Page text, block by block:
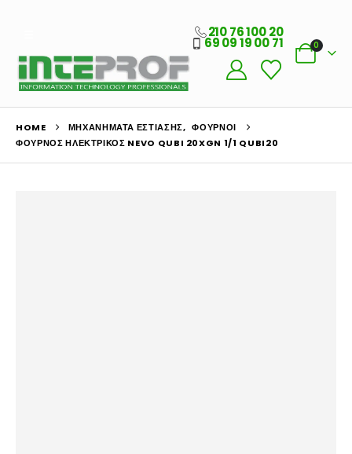
210 76 100 20
69 09 19 00 71 0
HOME ΜΗΧΑΝΉΜΑΤΑ ΕΣΤΊΑΣΗΣ, ΦΟΎΡΝΟΙ
ΦΟΎΡΝΟΣ ΗΛΕΚΤΡΙΚΌΣ NEVO QUBI 20XGN 1/1 QUBI20